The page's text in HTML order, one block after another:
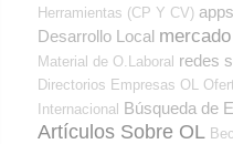
Herramientas (CP Y CV) apps
Desarrollo Local
Material de O.Laboral redes
Directorios Empresas OL
Internacional Búsqueda de
Artículos Sobre OL